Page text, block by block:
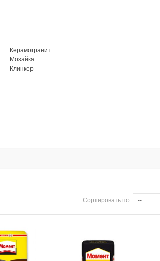
Керамогранит
Мозайка
Клинкер
Сортировать по --